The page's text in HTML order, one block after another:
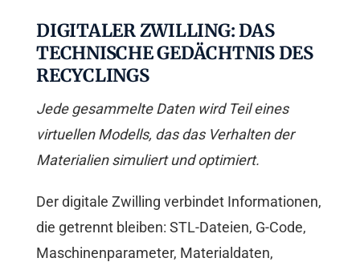
DIGITALER ZWILLING: DAS
TECHNISCHE GEDÄCHTNIS DES
RECYCLINGS
Jede gesammelte Daten wird Teil eines
virtuellen Modells, das das Verhalten der
Materialien simuliert und optimiert.
Der digitale Zwilling verbindet Informationen,
die getrennt bleiben: STL-Dateien, G-Code,
Maschinenparameter, Materialdaten,